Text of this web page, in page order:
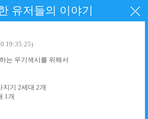
유저들의 이야기
19:35:25)
는 우기색시를 위해서
지기 2세대 2개
1개